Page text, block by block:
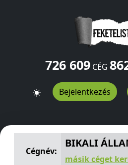
726 609CÉG
Bejelentkezés
BIKALI ÁLLAMI GAZDASÁG
Cégnév:
BIKALI
másik céget